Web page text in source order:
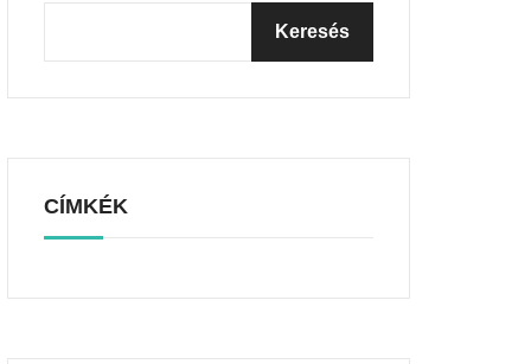
CÍMKÉK